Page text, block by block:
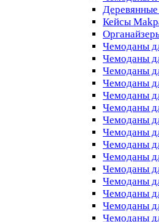
Кейсы
Чемоданы
Чемоданы
Чемоданы
Чемоданы
Чемоданы
Чемоданы
Чемоданы
Чемоданы
Чемоданы
Чемоданы
Чемоданы
Чемоданы
Чемоданы
Чемоданы
Чемоданы